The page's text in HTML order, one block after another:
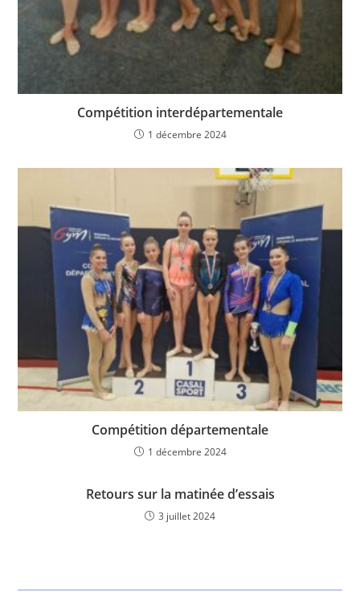
Compétition interdépartementale
1 décembre 2024
Compétition départementale
1 décembre 2024
Retours sur la matinée d’essais
3 juillet 2024